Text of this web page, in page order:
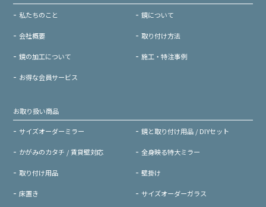
私たちのこと 鏡について
会社概要 取り付け方法
鏡の加工について 施工・特注事例
お得な会員サービス
お取り扱い商品
サイズオーダーミラー 鏡と取り付け用品 / DIYセット
かがみのカタチ / 賃貸壁対応 全身映る特大ミラー
取り付け用品 壁掛け
床置き サイズオーダーガラス